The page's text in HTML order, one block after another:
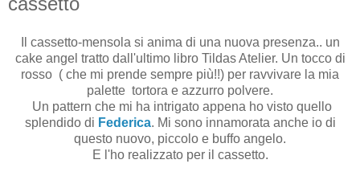
Il cassetto-mensola si anima di una nuova presenza.. un
cake angel tratto dall'ultimo libro Tildas Atelier. Un tocco di
rosso ( che mi prende sempre più!!) per ravvivare la mia
palette tortora e azzurro polvere.
Un pattern che mi ha intrigato appena ho visto quello
splendido di Federica. Mi sono innamorata anche io di
questo nuovo, piccolo e buffo angelo.
E l'ho realizzato per il cassetto.